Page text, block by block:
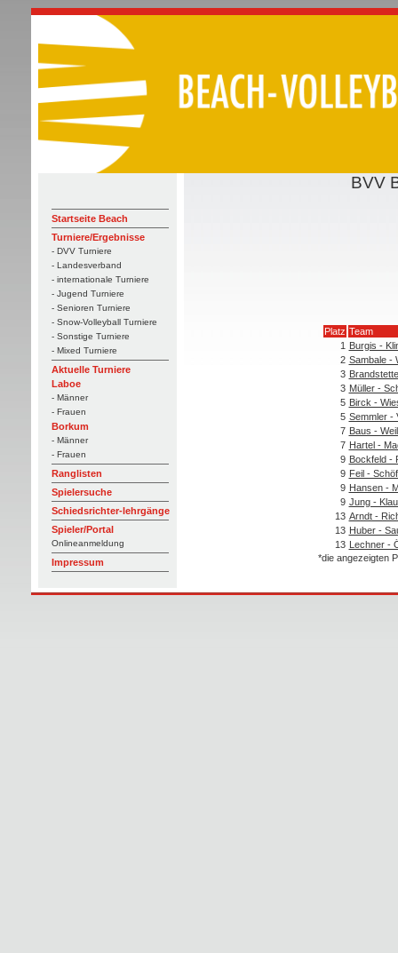
Startseite Beach
Turniere/Ergebnisse
- DVV Turniere
- Landesverband
- internationale Turniere
- Jugend Turniere
- Senioren Turniere
- Snow-Volleyball Turniere
- Sonstige Turniere
- Mixed Turniere
Aktuelle Turniere
Laboe
- Männer
- Frauen
Borkum
- Männer
- Frauen
Ranglisten
Spielersuche
Schiedsrichter-lehrgänge
Spieler/Portal
Onlineanmeldung
Impressum
BVV
Platz Team
1 Burgis -
2 Sambale -
3
3 Müller -
5 Birck -
5 Semmler -
7 Baus -
7 Hartel -
9 Bockfeld -
9 Feil -
9 Hansen -
9 Jung -
13 Arndt -
13 Huber -
13 Lechner -
*die angezeigten